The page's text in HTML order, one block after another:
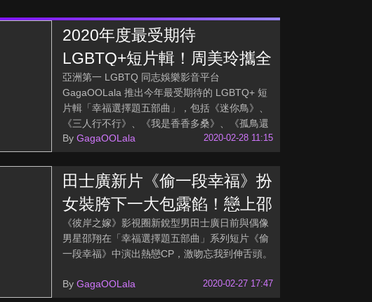
2020年度最受期待
LGBTQ+短片輯！周美玲攜全
明星陣容打造「幸福選擇題五
部曲」
亞洲第一 LGBTQ 同志娛樂影音平台
GagaOOLala 推出今年最受期待的 LGBTQ+ 短
片輯「幸福選擇題五部曲」，包括《迷你鳥》、
《三人行不行》、《我是香香多桑》、《孤鳥還
鄉》以及《偷一段幸福》。
By GagaOOLala 2020-02-28 11:15
田士廣新片《偷一段幸福》扮
女裝胯下一大包露餡！戀上邵
翔激吻伸舌頭
《彼岸之嫁》影視圈新銳型男田士廣日前與偶像
男星邵翔在「幸福選擇題五部曲」系列短片《偷
一段幸福》中演出熱戀CP，激吻忘我到伸舌頭。
By GagaOOLala 2020-02-27 17:47